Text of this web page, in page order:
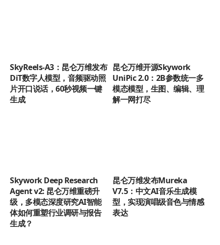
SkyReels-A3：昆仑万维发布
DiT数字人模型，音频驱动照
片开口说话，60秒视频一键
生成
昆仑万维开源Skywork
UniPic 2.0：2B参数统一多
模态模型，生图、编辑、理
解一网打尽
Skywork Deep Research
Agent v2: 昆仑万维重磅升
级，多模态深度研究AI智能
体如何重塑行业调研与报告
生成？
昆仑万维发布Mureka
V7.5：中文AI音乐生成模
型，实现演唱级音色与情感
表达